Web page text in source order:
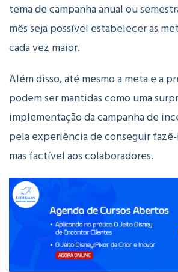
tema de campanha anual ou
mês seja possível estabelecer as
cada vez maior.
Além disso, até mesmo a meta e a
podem ser mantidas como uma
implementação da campanha de
pela experiência de conseguir
mas factível aos colaboradores.